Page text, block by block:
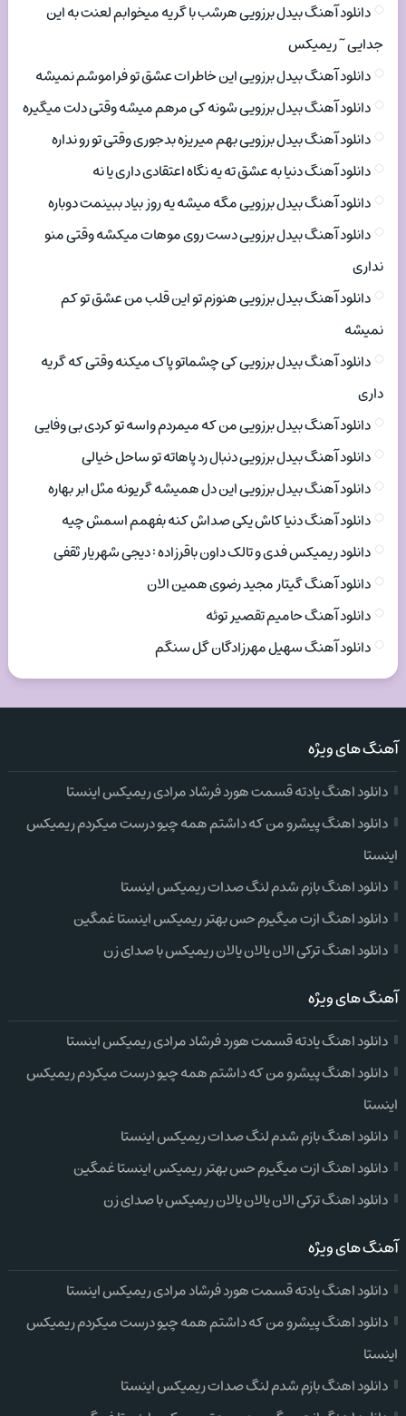
دانلود آهنگ بیدل برزویی هرشب با گریه میخوابم لعنت به این
جدایی ~ ریمیکس
دانلود آهنگ بیدل برزویی این خاطرات عشق تو فراموشم نمیشه
دانلود آهنگ بیدل برزویی شونه کی مرهم میشه وقتی دلت میگیره
دانلود آهنگ بیدل برزویی بهم میریزه بدجوری وقتی تو رو نداره
دانلود آهنگ دنیا به عشق ته یه نگاه اعتقادی داری یا نه
دانلود آهنگ بیدل برزویی مگه میشه یه روز بیاد ببینمت دوباره
دانلود آهنگ بیدل برزویی دست روی موهات میکشه وقتی منو
نداری
دانلود آهنگ بیدل برزویی هنوزم تو این قلب من عشق تو کم
نمیشه
دانلود آهنگ بیدل برزویی کی چشماتو پاک میکنه وقتی که گریه
داری
دانلود آهنگ بیدل برزویی من که میمردم واسه تو کردی بی وفایی
دانلود آهنگ بیدل برزویی دنبال رد پاهاته تو ساحل خیالی
دانلود آهنگ بیدل برزویی این دل همیشه گریونه مثل ابر بهاره
دانلود آهنگ دنیا کاش یکی صداش کنه بفهمم اسمش چیه
دانلود ریمیکس فدی و تالک داون باقرزاده : دیجی شهریار ثقفی
دانلود آهنگ گیتار مجید رضوی همین الان
دانلود آهنگ حامیم تقصیر توئه
دانلود آهنگ سهیل مهرزادگان گل سنگم
آهنگ های ویژه
دانلود اهنگ یادته قسمت هورد فرشاد مرادی ریمیکس اینستا
دانلود اهنگ پیشرو من که داشتم همه چیو درست میکردم ریمیکس
اینستا
دانلود اهنگ بازم شدم لنگ صدات ریمیکس اینستا
دانلود اهنگ ازت میگیرم حس بهتر ریمیکس اینستا غمگین
دانلود اهنگ ترکی الان یالان یالان ریمیکس با صدای زن
آهنگ های ویژه
دانلود اهنگ یادته قسمت هورد فرشاد مرادی ریمیکس اینستا
دانلود اهنگ پیشرو من که داشتم همه چیو درست میکردم ریمیکس
اینستا
دانلود اهنگ بازم شدم لنگ صدات ریمیکس اینستا
دانلود اهنگ ازت میگیرم حس بهتر ریمیکس اینستا غمگین
دانلود اهنگ ترکی الان یالان یالان ریمیکس با صدای زن
آهنگ های ویژه
دانلود اهنگ یادته قسمت هورد فرشاد مرادی ریمیکس اینستا
دانلود اهنگ پیشرو من که داشتم همه چیو درست میکردم ریمیکس
اینستا
دانلود اهنگ بازم شدم لنگ صدات ریمیکس اینستا